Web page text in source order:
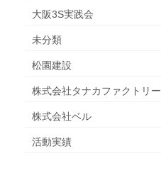
大阪3S実践会
未分類
松園建設
株式会社タナカファクトリー
株式会社ベル
活動実績